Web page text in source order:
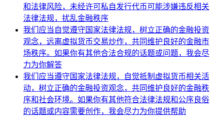
和法律风险，未经许可私自发行代币可能涉嫌违反相关
法律法规，扰乱金融秩序
我们应当自觉遵守国家法律法规，树立正确的金融投资
观念，远离虚拟货币交易炒作，共同维护良好的金融市
场秩序。如果你有其他合法合规的话题或问题，我会尽
力为你解答
我们应当遵守国家法律法规，自觉抵制虚拟货币相关活
动，树立正确的金融投资观念，共同维护良好的金融秩
序和社会环境。如果你有其他符合法律法规和公序良俗
的话题或内容需要创作，我会尽力为你提供帮助